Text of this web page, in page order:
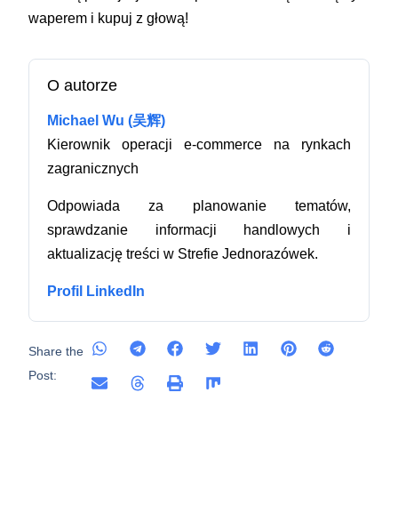
waperem i kupuj z głową!
O autorze
Michael Wu (吴辉)
Kierownik operacji e-commerce na rynkach
zagranicznych
Odpowiada za planowanie tematów,
sprawdzanie informacji handlowych i
aktualizację treści w Strefie Jednorazówek.
Profil LinkedIn
Share the
Post: